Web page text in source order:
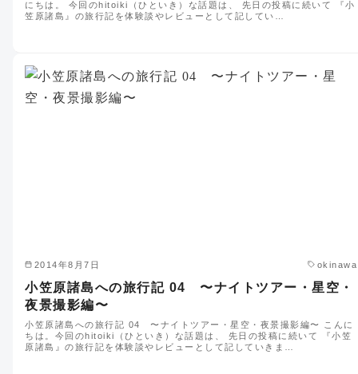
にちは。 今回のhitoiki（ひといき）な話題は、 先日の投稿に続いて 『小
笠原諸島』の旅行記を体験談やレビューとして記してい…
2014年8月7日 okinawa
小笠原諸島への旅行記 04 〜ナイトツアー・星空・
夜景撮影編〜
小笠原諸島への旅行記 04 〜ナイトツアー・星空・夜景撮影編〜 こんに
ちは。今回のhitoiki（ひといき）な話題は、 先日の投稿に続いて 『小笠
原諸島』の旅行記を体験談やレビューとして記していきま…